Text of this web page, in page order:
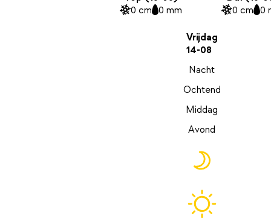
0 cm 0 mm
0 cm 0
Vrijdag
14-08
Nacht
Ochtend
Middag
Avond